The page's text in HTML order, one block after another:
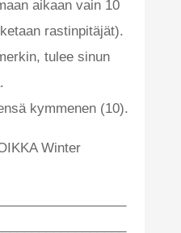
aikaan vain 10
rastinpitäjät).
tulee sinun
kymmenen (10).
Winter